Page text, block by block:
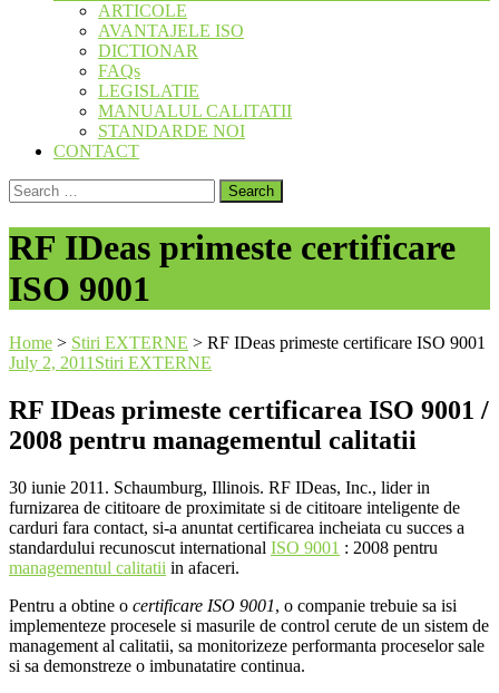
ARTICOLE
AVANTAJELE ISO
DICTIONAR
FAQs
LEGISLATIE
MANUALUL CALITATII
STANDARDE NOI
CONTACT
Search
for:
RF IDeas primeste certificare
ISO 9001
Home > Stiri EXTERNE > RF IDeas primeste certificare ISO 9001
July 2, 2011 Stiri EXTERNE
RF IDeas primeste certificarea ISO 9001 /
2008 pentru managementul calitatii
30 iunie 2011. Schaumburg, Illinois. RF IDeas, Inc., lider in
furnizarea de cititoare de proximitate si de cititoare inteligente de
carduri fara contact, si-a anuntat certificarea incheiata cu succes a
standardului recunoscut international ISO 9001 : 2008 pentru
managementul calitatii in afaceri.
Pentru a obtine o certificare ISO 9001, o companie trebuie sa isi
implementeze procesele si masurile de control cerute de un sistem de
management al calitatii, sa monitorizeze performanta proceselor sale
si sa demonstreze o imbunatatire continua.